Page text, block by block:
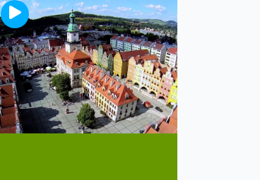
Jelenia Góra
Lista dziesięciu najpiękniejszych
miast Polski!